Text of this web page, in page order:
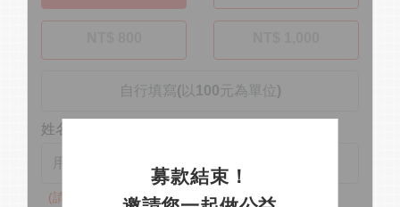
募款結束！
姓名
(請填寫真實姓名)